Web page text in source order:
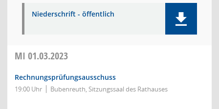
Niederschrift - öffentlich
MI 01.03.2023
Rechnungsprüfungsausschuss
19:00 Uhr Bubenreuth, Sitzungssaal des Rathauses